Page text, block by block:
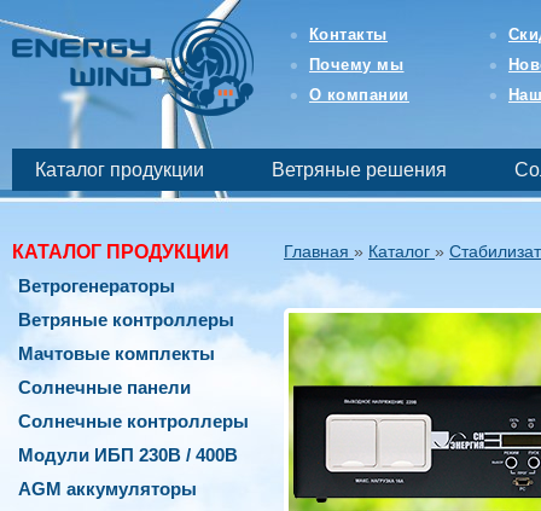
магазин
возобновляемой
бесперебойной
энергетики
Контакты
Почему мы
О компании
Каталог продукции Ветряные решения
КАТАЛОГ ПРОДУКЦИИ
Ветрогенераторы
Ветряные контроллеры
Мачтовые комплекты
Солнечные панели
Солнечные контроллеры
Модули ИБП 230В / 400В
AGM аккумуляторы
Главная » Каталог »